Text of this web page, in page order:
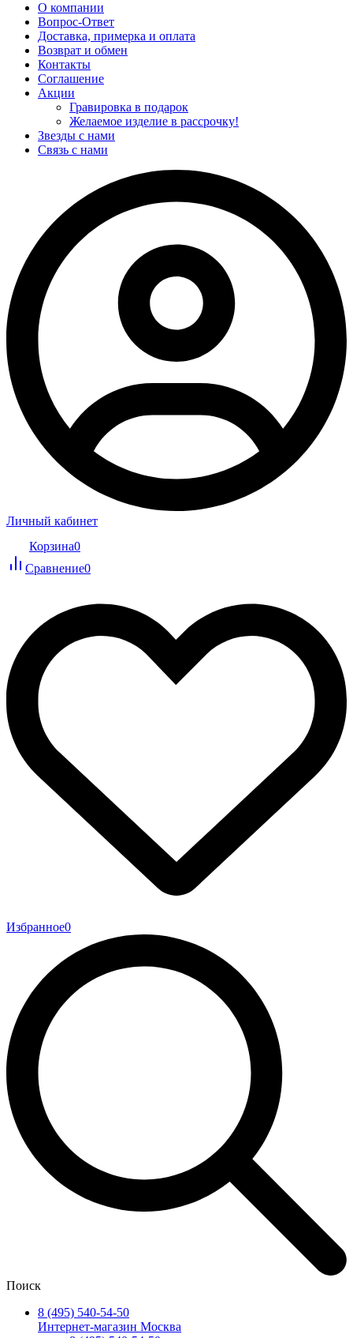
О компании
Вопрос-Ответ
Доставка, примерка и оплата
Возврат и обмен
Контакты
Соглашение
Акции
Гравировка в подарок
Желаемое изделие в рассрочку!
Звезды с нами
Связь с нами
Личный кабинет
Корзина0
Сравнение0
Избранное0
Поиск
8 (495) 540-54-50
Интернет-магазин Москва